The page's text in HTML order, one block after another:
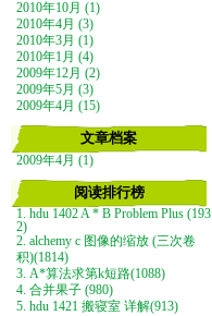
2010年10月 (1)
2010年4月 (3)
2010年3月 (1)
2010年1月 (4)
2009年12月 (2)
2009年5月 (3)
2009年4月 (15)
文章档案
2009年4月 (1)
阅读排行榜
1. hdu 1402 A * B Problem Plus (193
2)
2. alchemy c 图像的缩放 (三次卷
积)(1814)
3. A*算法求第k短路(1088)
4. 合并果子 (980)
5. hdu 1421 搬寝室 详解(913)